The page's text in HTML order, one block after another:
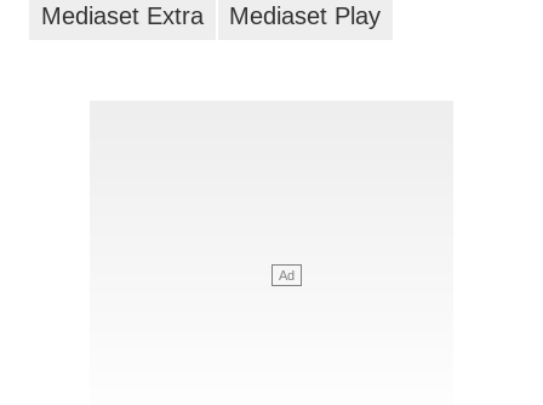
Mediaset Extra
Mediaset Play